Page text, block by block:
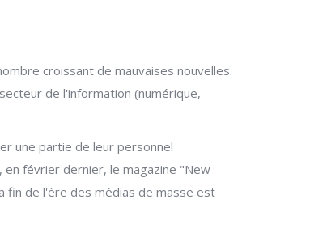
croissant de mauvaises nouvelles.
de l'information (numérique,
une partie de leur personnel
en février dernier, le magazine "New
fin de l'ère des médias de masse est